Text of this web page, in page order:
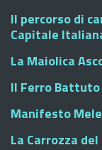
Il percorso di
Capitale
La Maiolica
Il Ferro Battuto
Manifesto
La Carrozza